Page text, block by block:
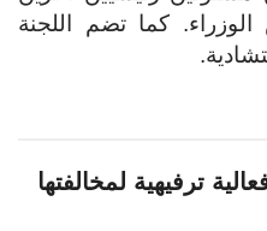
كما تضم اللجنة
فاسو تحظر 18 فعالية ترفيهية لمخالفتها